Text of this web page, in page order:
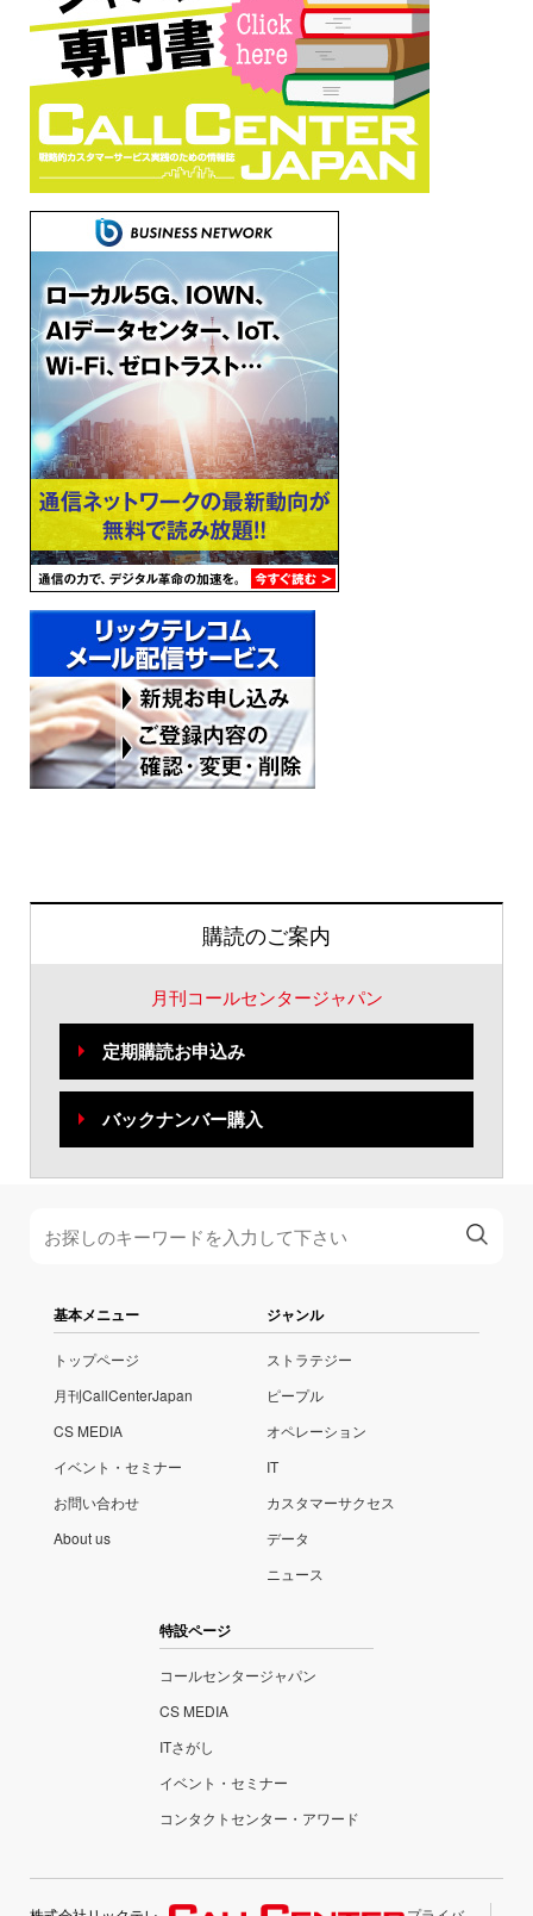
購読のご案内
月刊コールセンタージャパン
定期購読お申込み
バックナンバー購入
基本メニュー
トップページ
月刊CallCenterJapan
CS MEDIA
イベント・セミナー
お問い合わせ
About us
ジャンル
ストラテジー
ピープル
オペレーション
IT
カスタマーサクセス
データ
ニュース
特設ページ
コールセンタージャパン
CS MEDIA
ITさがし
イベント・セミナー
コンタクトセンター・アワード